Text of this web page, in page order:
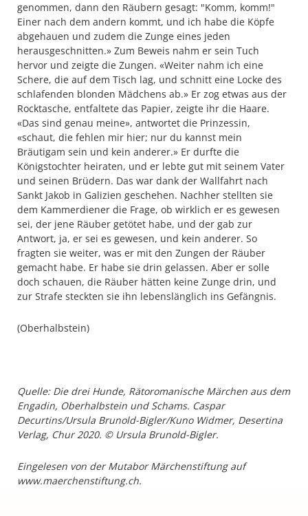
genommen, dann den Räubern gesagt: "Komm, komm!"
Einer nach dem andern kommt, und ich habe die Köpfe
abgehauen und zudem die Zunge eines jeden
herausgeschnitten.» Zum Beweis nahm er sein Tuch
hervor und zeigte die Zungen. «Weiter nahm ich eine
Schere, die auf dem Tisch lag, und schnitt eine Locke des
schlafenden blonden Mädchens ab.» Er zog etwas aus der
Rocktasche, entfaltete das Papier, zeigte ihr die Haare.
«Das sind genau meine», antwortet die Prinzessin,
«schaut, die fehlen mir hier; nur du kannst mein
Bräutigam sein und kein anderer.» Er durfte die
Königstochter heiraten, und er lebte gut mit seinem Vater
und seinen Brüdern. Das war dank der Wallfahrt nach
Sankt Jakob in Galizien geschehen. Nachher stellten sie
dem Kammerdiener die Frage, ob wirklich er es gewesen
sei, der jene Räuber getötet habe, und der gab zur
Antwort, ja, er sei es gewesen, und kein anderer. So
fragten sie weiter, was er mit den Zungen der Räuber
gemacht habe. Er habe sie drin gelassen. Aber er solle
doch schauen, die Räuber hätten keine Zunge drin, und
zur Strafe steckten sie ihn lebenslänglich ins Gefängnis.
(Oberhalbstein)
Quelle: Die drei Hunde, Rätoromanische Märchen aus dem
Engadin, Oberhalbstein und Schams. Caspar
Decurtins/Ursula Brunold-Bigler/Kuno Widmer, Desertina
Verlag, Chur 2020. © Ursula Brunold-Bigler.
Eingelesen von der Mutabor Märchenstiftung auf
www.maerchenstiftung.ch.